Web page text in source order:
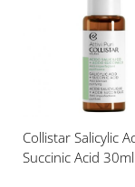
verlanglijst
Collistar Salicylic
Succinic Acid 30ml